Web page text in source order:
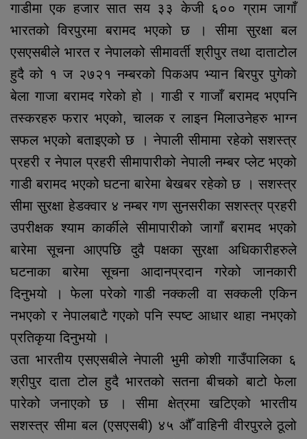
गाडीमा एक हजार सात सय ३३ केजी ६०० ग्राम जागाँ
भारतको विरपुरमा बरामद भएको छ । सीमा सुरक्षा बल
एसएसबीले भारत र नेपालको सीमावर्ती श्रीपुर तथा दाताटोल
हुदै को १ ज २७२१ नम्बरको पिकअप भ्यान बिरपुर पुगेको
बेला गाजा बरामद गरेको हो । गाडी र गाजाँ बरामद भएपनि
तस्करहरु फरार भएको, चालक र लाइन मिलाउनेहरु भाग्न
सफल भएको बताइएको छ । नेपाली सीमामा रहेको सशस्त्र
प्रहरी र नेपाल प्रहरी सीमापारीको नेपाली नम्बर प्लेट भएको
गाडी बरामद भएको घटना बारेमा बेखबर रहेको छ । सशस्त्र
सीमा सुरक्षा हेडक्वार ४ नम्बर गण सुनसरीका सशस्त्र प्रहरी
उपरीक्षक श्याम कार्कीले सीमापारीको जागाँ बरामद भएको
बारेमा सूचना आएपछि दुवै पक्षका सुरक्षा अधिकारीहरुले
घटनाका बारेमा सूचना आदानप्रदान गरेको जानकारी
दिनुभयो । फेला परेको गाडी नक्कली वा सक्कली एकिन
नभएको र नेपालबाटै गएको पनि स्पष्ट आधार थाहा नभएको
प्रतिकृया दिनुभयो ।
उता भारतीय एसएसबीले नेपाली भुमी कोशी गाउँपालिका ६
श्रीपुर दाता टोल हुदै भारतको सतना बीचको बाटो फेला
पारेको जनाएको छ । सीमा क्षेत्रमा खटिएको भारतीय
सशस्त्र सीमा बल (एसएसबी) ४५ औँ वाहिनी वीरपुरले ठूलो